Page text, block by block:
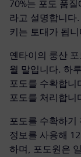
70%는 포도 품
라고 설명합니다
키는 토대가 됩
옌타이의 룽산
월 말입니다. 하
포도를 수확합니
포도를 처리합니
포도를 수확하기
정보를 사용해
하며, 포도원은